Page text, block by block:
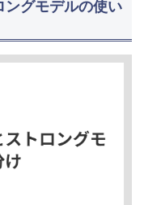
ングモデルの使い